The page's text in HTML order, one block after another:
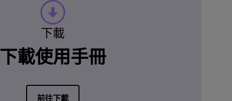
下載
下載使用手冊
前往下載